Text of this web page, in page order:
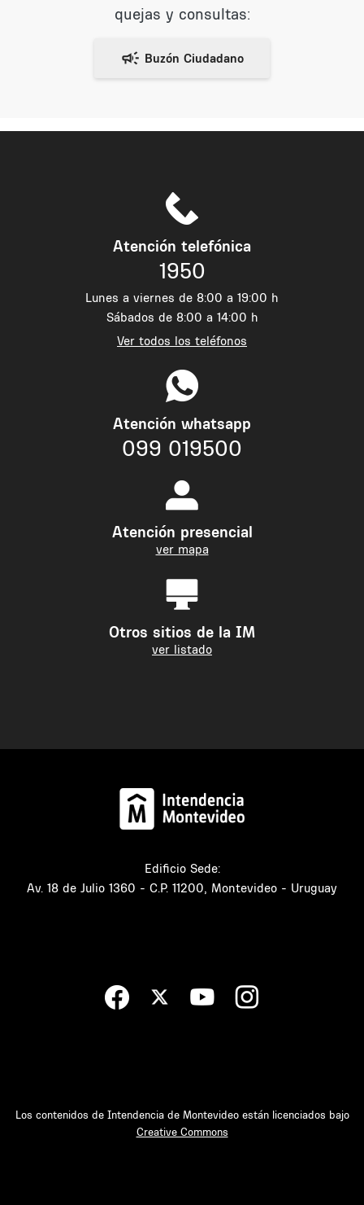
quejas y consultas:
Atención telefónica
1950
Lunes a viernes de 8:00 a 19:00 h
Sábados de 8:00 a 14:00 h
Ver todos los teléfonos
Atención whatsapp
099 019500
Atención presencial
ver mapa
Otros sitios de la IM
ver listado
Edificio Sede:
Av. 18 de Julio 1360 - C.P. 11200, Montevideo - Uruguay
Los contenidos de Intendencia de Montevideo están licenciados bajo
Creative Commons